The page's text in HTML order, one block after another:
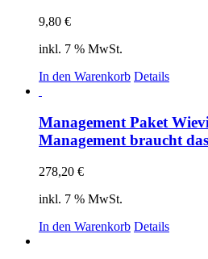
9,80 €
inkl. 7 % MwSt.
In den Warenkorb Details
Management Paket
Management braucht
278,20 €
inkl. 7 % MwSt.
In den Warenkorb Details